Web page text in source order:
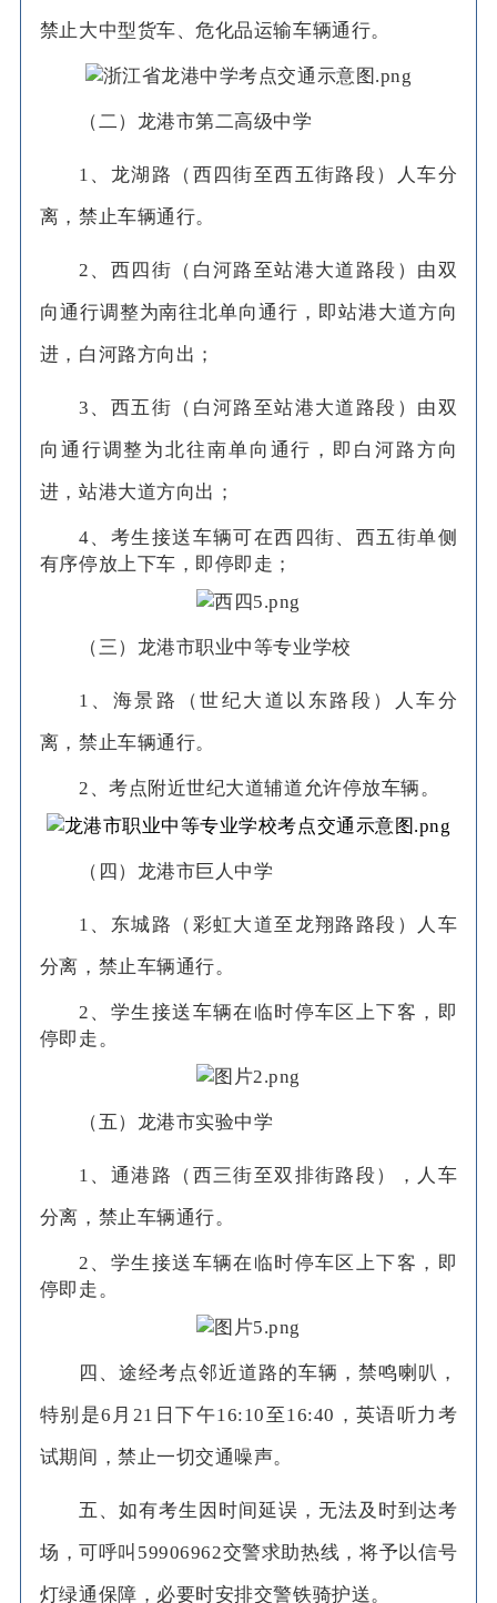
禁止大中型货车、危化品运输车辆通行。
（二）龙港市第二高级中学
1、龙湖路（西四街至西五街路段）人车分
离，禁止车辆通行。
2、西四街（白河路至站港大道路段）由双
向通行调整为南往北单向通行，即站港大道方向
进，白河路方向出；
3、西五街（白河路至站港大道路段）由双
向通行调整为北往南单向通行，即白河路方向
进，站港大道方向出；
4、考生接送车辆可在西四街、西五街单侧
有序停放上下车，即停即走；
（三）龙港市职业中等专业学校
1、海景路（世纪大道以东路段）人车分
离，禁止车辆通行。
2、考点附近世纪大道辅道允许停放车辆。
（四）龙港市巨人中学
1、东城路（彩虹大道至龙翔路路段）人车
分离，禁止车辆通行。
2、学生接送车辆在临时停车区上下客，即
停即走。
（五）龙港市实验中学
1、通港路（西三街至双排街路段），人车
分离，禁止车辆通行。
2、学生接送车辆在临时停车区上下客，即
停即走。
四、途经考点邻近道路的车辆，禁鸣喇叭，
特别是6月21日下午16:10至16:40，英语听力考
试期间，禁止一切交通噪声。
五、如有考生因时间延误，无法及时到达考
场，可呼叫59906962交警求助热线，将予以信号
灯绿通保障，必要时安排交警铁骑护送。